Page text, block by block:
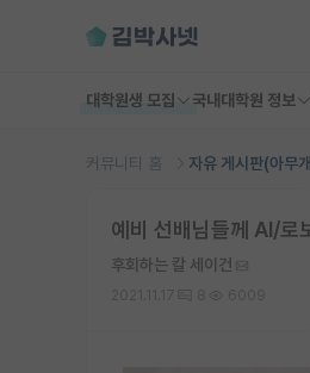
대학원생 모집 국내대학원 정보
커뮤니티 홈 자유 게시판(아무
예비 선배님들께 AI/로
후회하는 칼 세이건